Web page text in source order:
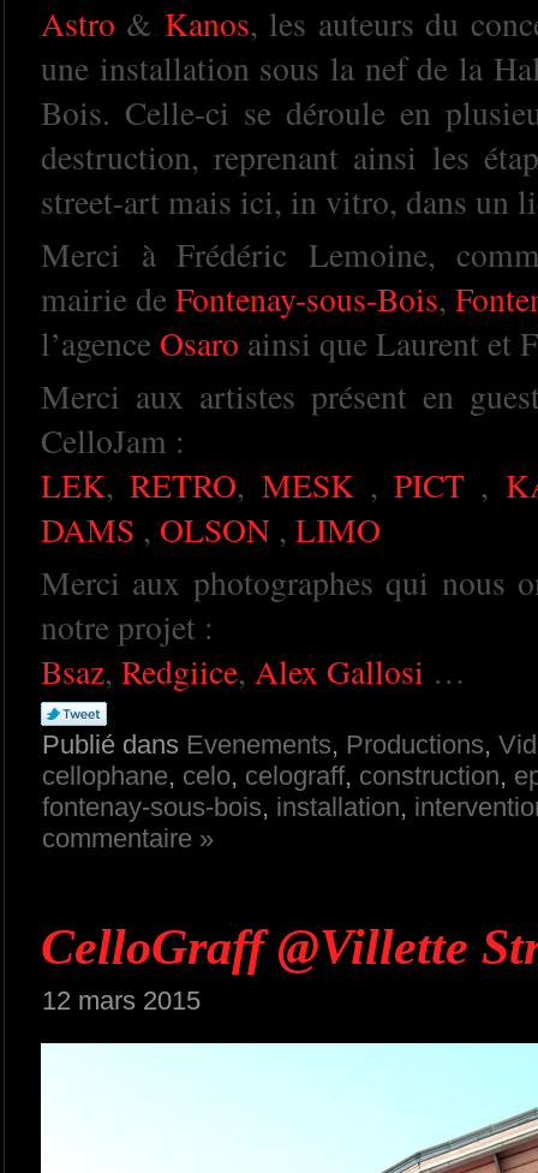
Astro & Kanos, les auteurs du
une installation sous la nef de la
Bois. Celle-ci se déroule en
destruction, reprenant ainsi les
street-art mais ici, in vitro, dans un
Merci à Frédéric Lemoine,
mairie deFontenay-sous-Bois,
l’agence Osaro ainsi que Laurent et
Merci aux artistes présent en
CelloJam :
LEK,RETRO, MESK,PICT ,
DAMS , OLSON , LIMO
Merci aux photographes qui nous
notre projet :
Bsaz, Redgiice, Alex Gallosi …
Publié dans Evenements, Productions,
cellophane, celo, celograff, construction,
fontenay-sous-bois, installation,
commentaire »
CelloGraff @Villette
12 mars 2015